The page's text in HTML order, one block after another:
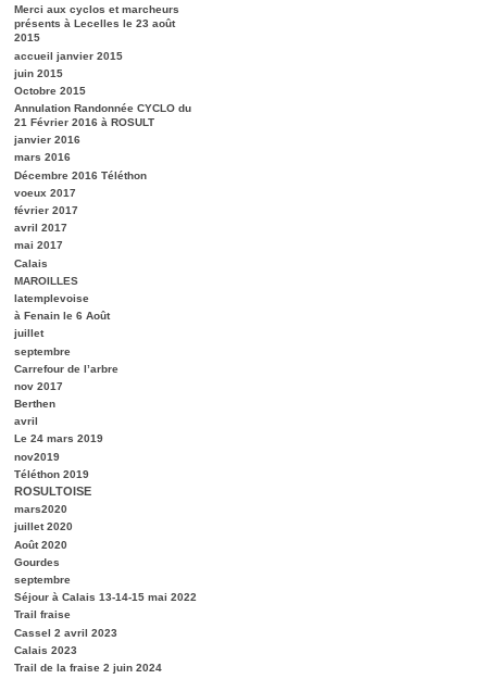
Merci aux cyclos et marcheurs
présents à Lecelles le 23 août
2015
accueil janvier 2015
juin 2015
Octobre 2015
Annulation Randonnée CYCLO du
21 Février 2016 à ROSULT
janvier 2016
mars 2016
Décembre 2016 Téléthon
voeux 2017
février 2017
avril 2017
mai 2017
Calais
MAROILLES
latemplevoise
à Fenain le 6 Août
juillet
septembre
Carrefour de l’arbre
nov 2017
Berthen
avril
Le 24 mars 2019
nov2019
Téléthon 2019
ROSULTOISE
mars2020
juillet 2020
Août 2020
Gourdes
septembre
Séjour à Calais 13-14-15 mai 2022
Trail fraise
Cassel 2 avril 2023
Calais 2023
Trail de la fraise 2 juin 2024